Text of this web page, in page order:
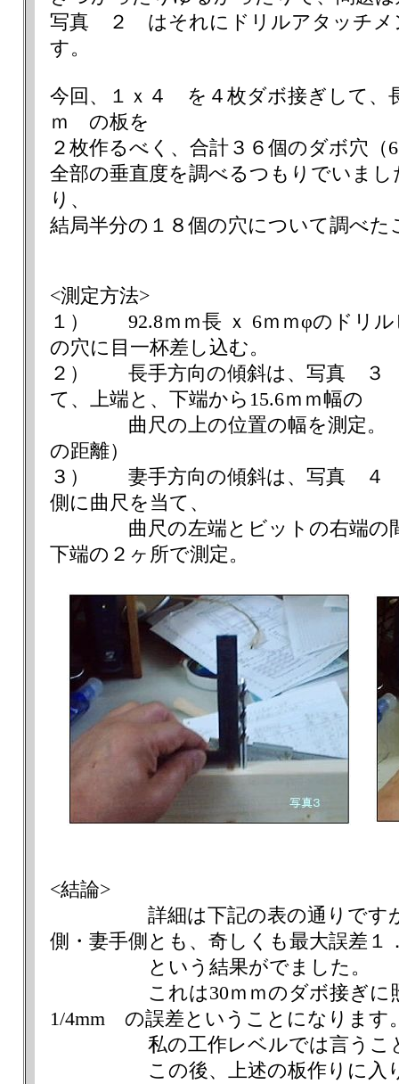
写真 ２ はそれにドリルアタッチメ
す。
今回、１ｘ４ を４枚ダボ接ぎして、
ｍ の板を
２枚作るべく、合計３６個のダボ穴
全部の垂直度を調べるつもりでいま
り、
結局半分の１８個の穴について調べ
<測定方法>
１） 92.8ｍｍ長 ｘ 6ｍｍφのドリル
の穴に目一杯差し込む。
２） 長手方向の傾斜は、写真 ３
て、上端と、下端から15.6ｍｍ幅の
曲尺の上の位置の幅を測定。（
の距離）
３） 妻手方向の傾斜は、写真 ４
側に曲尺を当て、
曲尺の左端とビットの右端の間
下端の２ヶ所で測定。
<結論>
詳細は下記の表の通りですが
側・妻手側とも、奇しくも最大誤差１
という結果がでました。
これは30ｍｍのダボ接ぎに照
1/4mm の誤差ということになります
私の工作レベルでは言うこと
この後、上述の板作りに入り